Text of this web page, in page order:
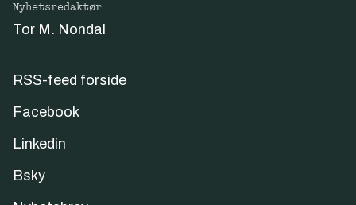
Nyhetsredaktør
Tor M. Nondal
RSS-feed forside
Facebook
Linkedin
Bsky